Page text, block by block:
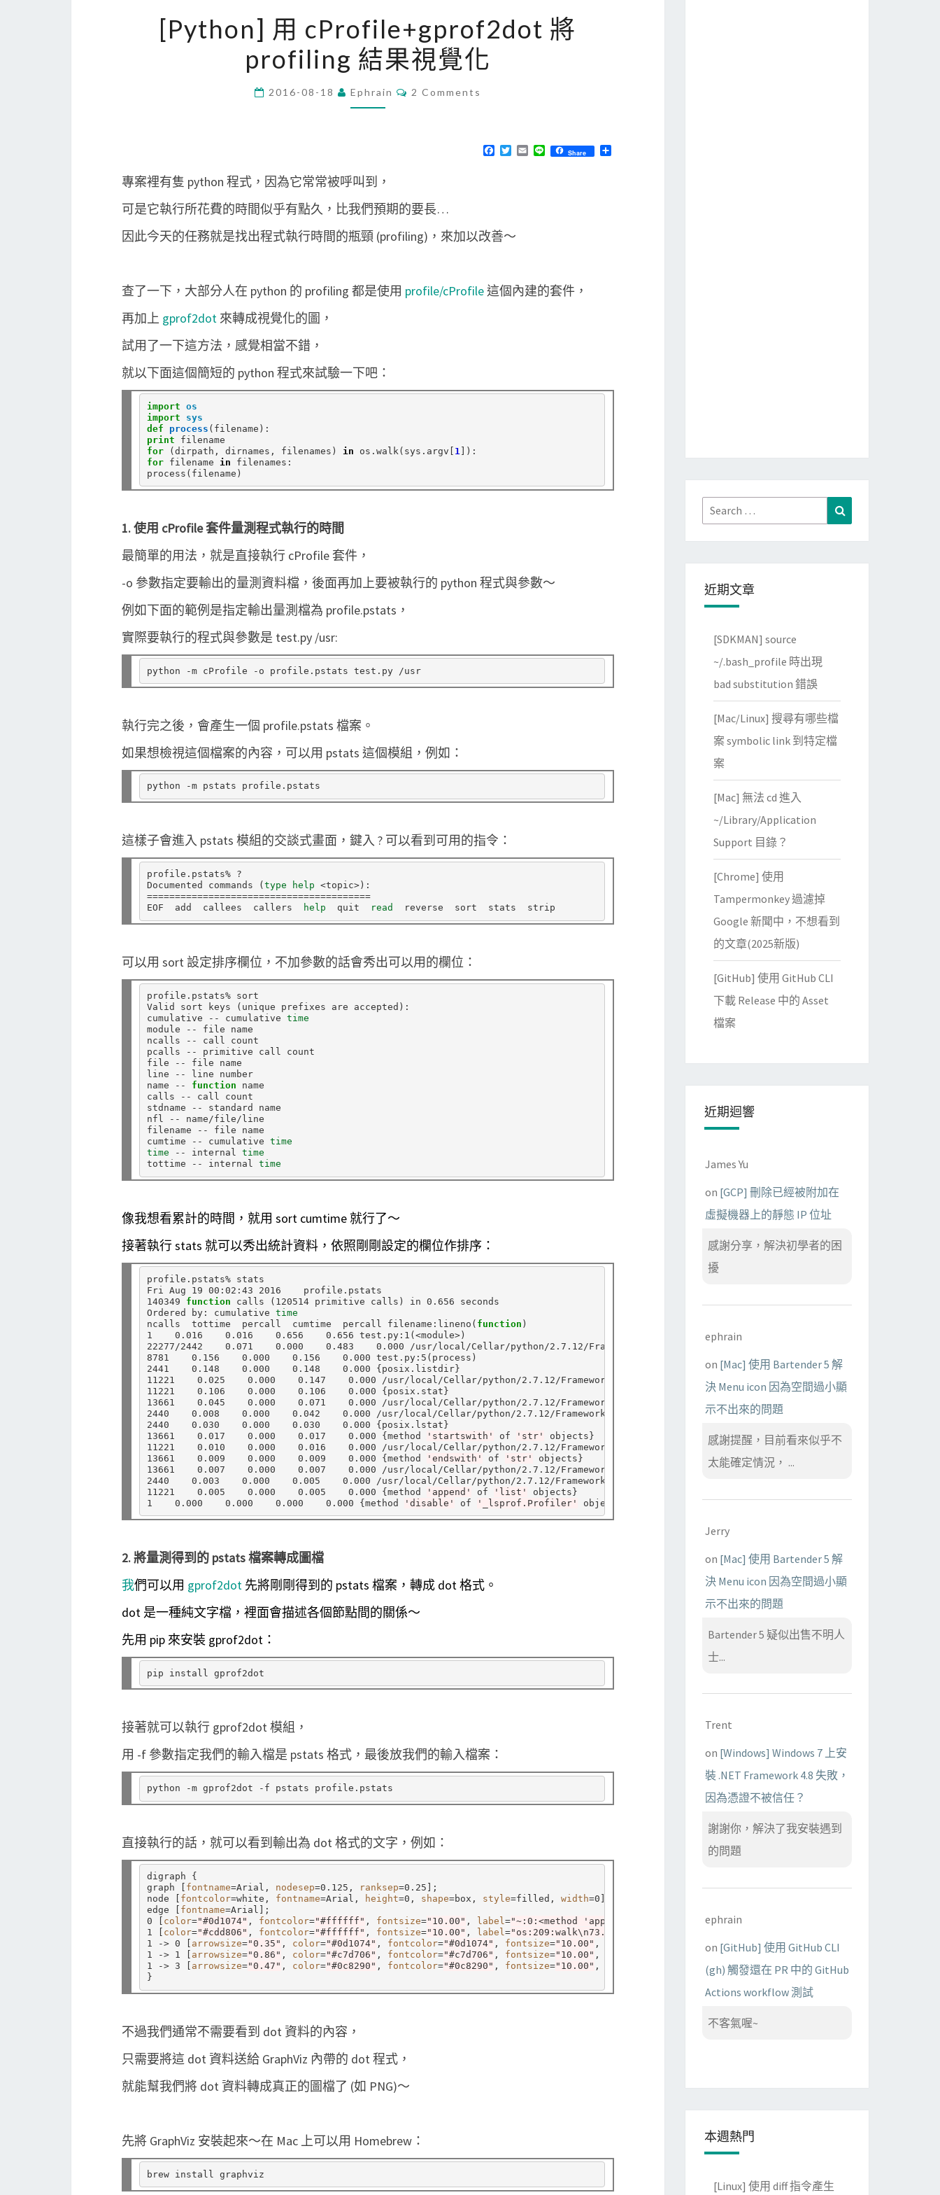
P
y
t
h
用
c
P
r
f
+
g
o
2
將
r
f
i
i
n
g
果
覺
[Python] 用 cProfile+gprof2dot 將
profiling 結果視覺化
2016-08-18 Ephrain
C
2 Comments
F
k
T
E
L
Share
分
專案裡有隻 python 程式，因為它常常被呼叫到，
可是它執行所花費的時間似乎有點久，比我們預期的要長…
因此今天的任務就是找出程式執行時間的瓶頸 (profiling)，來加以改善～
查了一下，大部分人在 python 的 profiling 都是使用 profile/cProfile這個內建的套件，
再加上 gprof2dot 來轉成視覺化的圖，
試用了一下這方法，感覺相當不錯，
就以下面這個簡短的 python 程式來試驗一下吧：
import os
import
sys
def
process
print
for (dirpath, dirnames, filenames) in os . walk(sys . argv[ 1
for filename in filenames:
1. 使用 cProfile 套件量測程式執行的時間
最簡單的用法，就是直接執行 cProfile 套件，
-o 參數指定要輸出的量測資料檔，後面再加上要被執行的 python 程式與參數～
例如下面的範例是指定輸出量測檔為 profile.pstats，
實際要執行的程式與參數是 test.py /usr:
python -m cProfile -o profile.pstats test.py /usr
執行完之後，會產生一個 profile.pstats 檔案。
如果想檢視這個檔案的內容，可以用 pstats 這個模組，例如：
這樣子會進入 pstats 模組的交談式畫面，鍵入 ? 可以看到可用的指令：
profile.pstats% ?
Documented commands
( type help <topic>)
========================================
EOF  add  callees  callers
help quit read
可以用 sort 設定排序欄位，不加參數的話會秀出可以用的欄位：
profile.pstats% sort
Valid sort keys
( unique prefixes are accepted ) :
cumulative -- cumulative time
module -- file name
ncalls -- call count
pcalls -- primitive call count
file -- file name
line -- line number
name -- function name
calls -- call count
stdname -- standard name
nfl -- name/file/line
filename -- file name
cumtime -- cumulative time
time -- internal time
tottime -- internal time
像我想看累計的時間，就用 sort cumtime 就行了～
接著執行 stats 就可以秀出統計資料，依照剛剛設定的欄位作排序：
profile.pstats% stats
Fri Aug 19 00:02:43 2016    profile.pstats
140349 function calls ( 120514 primitive calls )
in 0.656 seconds
Ordered by: cumulative time
ncalls  tottime  percall  cumtime  percall filename:lineno ( function )
1    0.016    0.016    0.656    0.656 test.py:1 ( <module>)
22277/2442    0.071    0.000    0.483    0.000 /usr/local/Cellar/python/2.7.12/Frameworks/Python.framework/Versions/2.7/lib/python2.7/
8781    0.156    0.000    0.156    0.000 test.py:5 ( process )
2441    0.148    0.000    0.148    0.000 { posix.listdir}
11221    0.025    0.000    0.147    0.000 /usr/local/Cellar/python/2.7.12/Frameworks/Python.framework/Versions/2.7/lib/python2.7/
11221    0.106    0.000    0.106    0.000 { posix.stat }
13661    0.045    0.000    0.071    0.000 /usr/local/Cellar/python/2.7.12/Frameworks/Python.framework/Versions/2.7/lib/python2.7/
2440    0.008    0.000    0.042    0.000 /usr/local/Cellar/python/2.7.12/Frameworks/Python.framework/Versions/2.7/lib/python2.7/
2440    0.030    0.000    0.030    0.000 { posix.lstat }
13661    0.017    0.000    0.017    0.000 { method 'startswith' of 'str' objects }
11221    0.010    0.000    0.016    0.000 /usr/local/Cellar/python/2.7.12/Frameworks/Python.framework/Versions/2.7/lib/python2.7/stat.py:40
13661    0.009    0.000    0.009    0.000 { method 'endswith' of 'str' objects }
13661    0.007    0.000    0.007    0.000 /usr/local/Cellar/python/2.7.12/Frameworks/Python.framework/Versions/2.7/lib/python2.7/stat.py:24
2440    0.003    0.000    0.005    0.000 /usr/local/Cellar/python/2.7.12/Frameworks/Python.framework/Versions/2.7/lib/python2.7/stat.py:55
11221    0.005    0.000    0.005    0.000 { method 'append' of 'list' objects }
1    0.000    0.000    0.000    0.000 { method 'disable' of '_lsprof.Profiler' objects
2. 將量測得到的 pstats 檔案轉成圖檔
我們可以用 gprof2dot 先將剛剛得到的 pstats 檔案，轉成 dot 格式。
dot 是一種純文字檔，裡面會描述各個節點間的關係～
先用 pip 來安裝 gprof2dot：
接著就可以執行 gprof2dot 模組，
用 -f 參數指定我們的輸入檔是 pstats 格式，最後放我們的輸入檔案：
直接執行的話，就可以看到輸出為 dot 格式的文字，例如：
digraph {
graph
fontname=Arial, nodesep=0.125, ranksep=0.25
;
node
fontcolor=white, fontname=Arial, height=0, shape=box, style=filled, width=0
edge
fontname=Arial
;
0
color="#0d1074" , fontcolor="#ffffff" , fontsize="10.00" , label="~:0:<method 'append' of 'list' objects>\n0.70%\n(0.70%)\n11221×"
1
color="#cdd806" , fontcolor="#ffffff" , fontsize="10.00" , label="os:209:walk\n73.71%\n(10.80%)\n22277×"
1 -> 0
arrowsize="0.35" , color="#0d1074" , fontcolor="#0d1074" , fontsize="10.00" , "0.70%\n11221×", labeldistance = "0.50"
1 -> 1
arrowsize="0.86" , color="#c7d706" , fontcolor="#c7d706" , fontsize="10.00" , "73.14%\n2454×", labeldistance ="2.93"
1 -> 3
arrowsize="0.47" , color="#0c8290" , fontcolor="#0c8290" , fontsize="10.00" , "22.38%\n11221×", labeldistance ="0.90"
}
不過我們通常不需要看到 dot 資料的內容，
只需要將這 dot 資料送給 GraphViz 內帶的 dot 程式，
就能幫我們將 dot 資料轉成真正的圖檔了 (如 PNG)～
先將 GraphViz 安裝起來～在 Mac 上可以用 Homebrew：
Search
for:
近期文章
[SDKMAN] source
~/.bash_profile 時出現
bad substitution 錯誤
[Mac/Linux] 搜尋有哪些檔
案 symbolic link 到特定檔
案
[Mac] 無法 cd 進入
~/Library/Application
Support 目錄？
[Chrome] 使用
Tampermonkey 過濾掉
Google 新聞中，不想看到
的文章(2025新版)
[GitHub] 使用 GitHub CLI
下載 Release 中的 Asset
檔案
近期迴響
James Yu
on [GCP] 刪除已經被附加在
虛擬機器上的靜態 IP 位址
感謝分享，解決初學者的困
擾
ephrain
on [Mac] 使用 Bartender 5 解
決 Menu icon 因為空間過小顯
示不出來的問題
感謝提醒，目前看來似乎不
太能確定情況， ...
Jerry
on [Mac] 使用 Bartender 5 解
決 Menu icon 因為空間過小顯
示不出來的問題
Bartender 5 疑似出售不明人
士...
Trent
on [Windows] Windows 7 上安
裝 .NET Framework 4.8 失敗，
因為憑證不被信任？
謝謝你，解決了我安裝遇到
的問題
ephrain
on [GitHub] 使用 GitHub CLI
(gh) 觸發還在 PR 中的 GitHub
Actions workflow 測試
不客氣喔~
本週熱門
[Linux] 使用 diff 指令產生